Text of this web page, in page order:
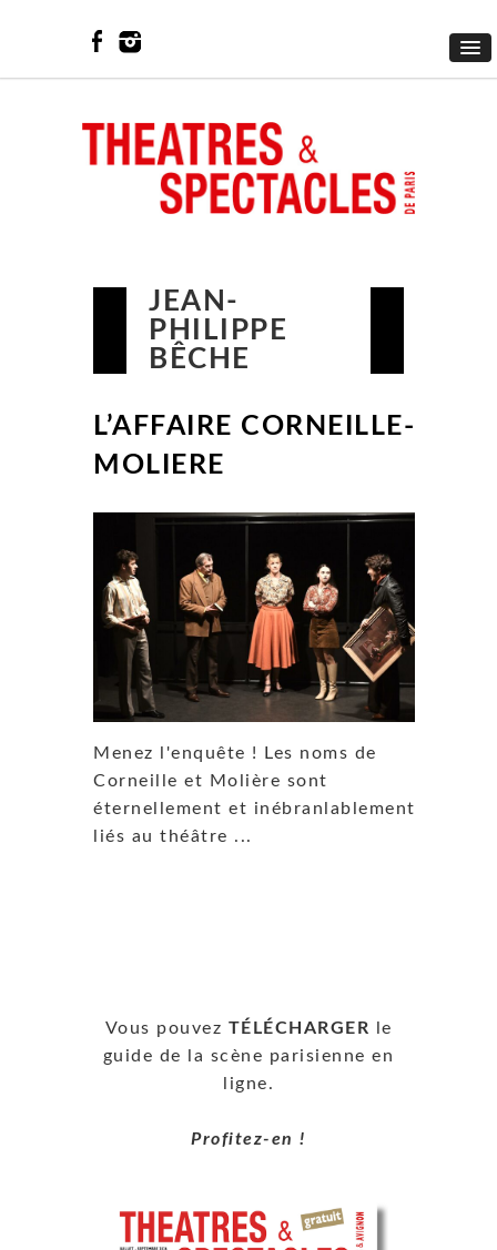
JEAN-
PHILIPPE
BÊCHE
L’AFFAIRE CORNEILLE-
MOLIERE
Menez l'enquête ! Les noms de
Corneille et Molière sont
éternellement et inébranlablement
liés au théâtre ...
Vous pouvez TÉLÉCHARGER le
guide de la scène parisienne en
ligne.
Profitez-en !